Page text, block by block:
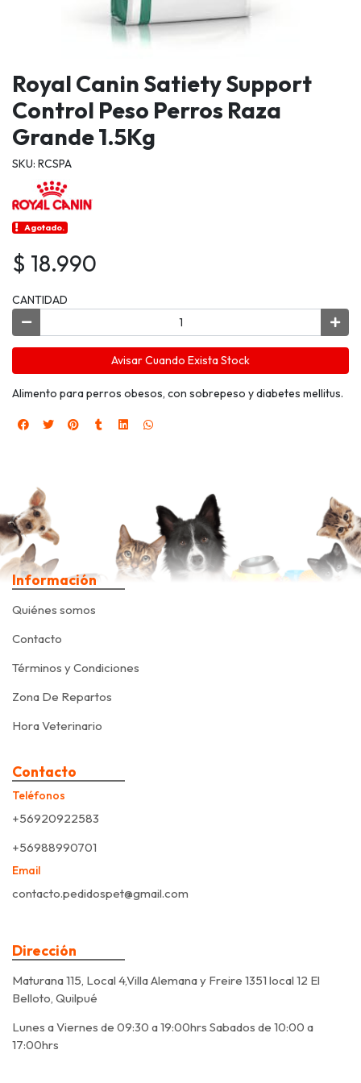
Royal Canin Satiety Support
Control Peso Perros Raza
Grande 1.5Kg
SKU: RCSPA
Agotado.
$ 18.990
CANTIDAD
Avisar Cuando Exista Stock
Alimento para perros obesos, con sobrepeso y diabetes mellitus.
Información
Quiénes somos
Contacto
Términos y Condiciones
Zona De Repartos
Hora Veterinario
Contacto
Teléfonos
+56920922583
+56988990701
Email
contacto.pedidospet@gmail.com
Dirección
Maturana 115, Local 4,Villa Alemana y Freire 1351 local 12 El
Belloto, Quilpué
Lunes a Viernes de 09:30 a 19:00hrs Sabados de 10:00 a
17:00hrs